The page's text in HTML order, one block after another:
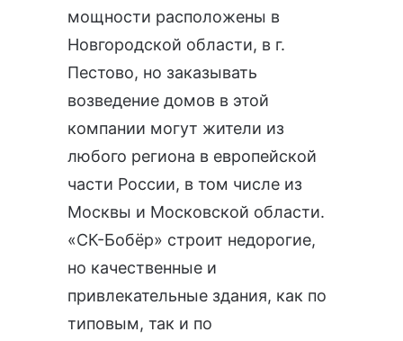
мощности расположены в
Новгородской области, в г.
Пестово, но заказывать
возведение домов в этой
компании могут жители из
любого региона в европейской
части России, в том числе из
Москвы и Московской области.
«СК-Бобёр» строит недорогие,
но качественные и
привлекательные здания, как по
типовым, так и по